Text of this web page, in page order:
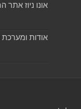
אונו ניוז אתר
אודות